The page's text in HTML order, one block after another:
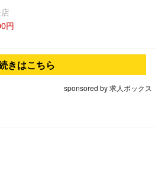
円
きはこちら
sponsored by 求人ボックス